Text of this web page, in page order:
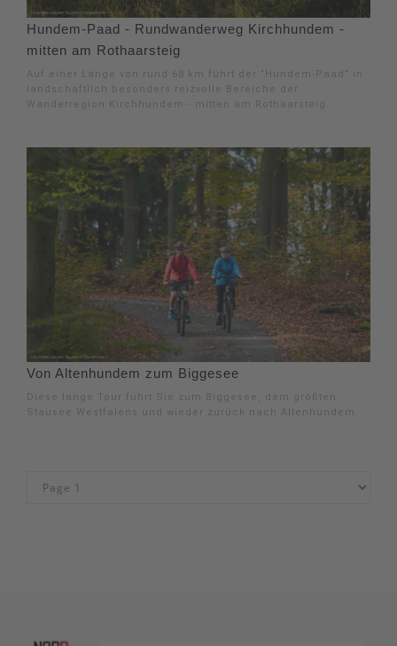
Hundem-Paad - Rundwanderweg Kirchhundem -
mitten am Rothaarsteig
Auf einer Länge von rund 68 km führt der "Hundem-Paad" in
landschaftlich besonders reizvolle Bereiche der
Wanderregion Kirchhundem - mitten am Rothaarsteig.
Von Altenhundem zum Biggesee
Diese lange Tour führt Sie zum Biggesee, dem größten
Stausee Westfalens und wieder zurück nach Altenhundem.